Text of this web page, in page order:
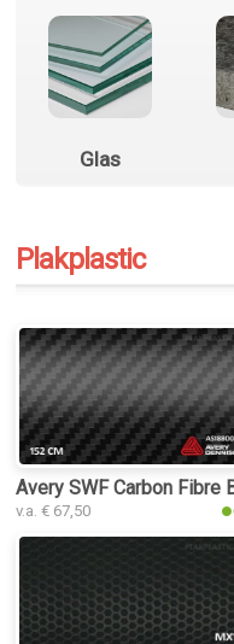
Glas
Plakplastic
Avery SWF Carbon Fibre
v.a. € 67,50